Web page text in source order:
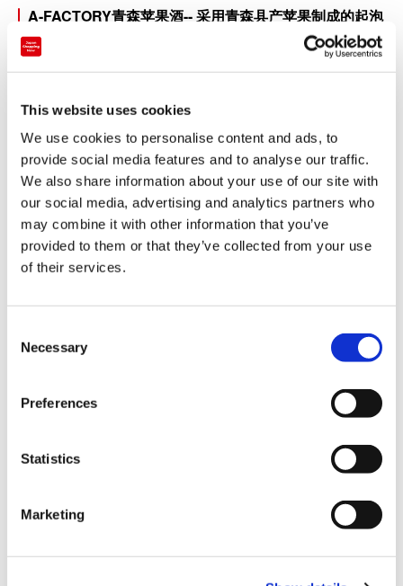
This website uses cookies
We use cookies to personalise content and ads, to
provide social media features and to analyse our traffic.
We also share information about your use of our site with
our social media, advertising and analytics partners who
may combine it with other information that you’ve
provided to them or that they’ve collected from your use
of their services.
Necessary
Preferences
Statistics
Marketing
A-FACTORY青森苹果酒-- 采用青森县产苹果制成的起泡
酒
青森县是苹果主产区，产量位居日本第一。 A-FACTORY青森苹
果酒是以那些苹果为原料，在低温下发酵而成的起泡酒。只使用
行生产。当您将其喝到口中的那一刻，苹果的香气就会在您的整
个口中扩散。